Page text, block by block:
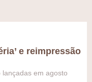
e reimpressão
em agosto